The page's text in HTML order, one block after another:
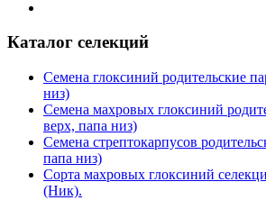
Каталог селекций
Семена глоксиний родительские
низ)
Семена махровых глоксиний
верх, папа низ)
Семена стрептокарпусов
папа низ)
Сорта махровых глоксиний
(Ник).